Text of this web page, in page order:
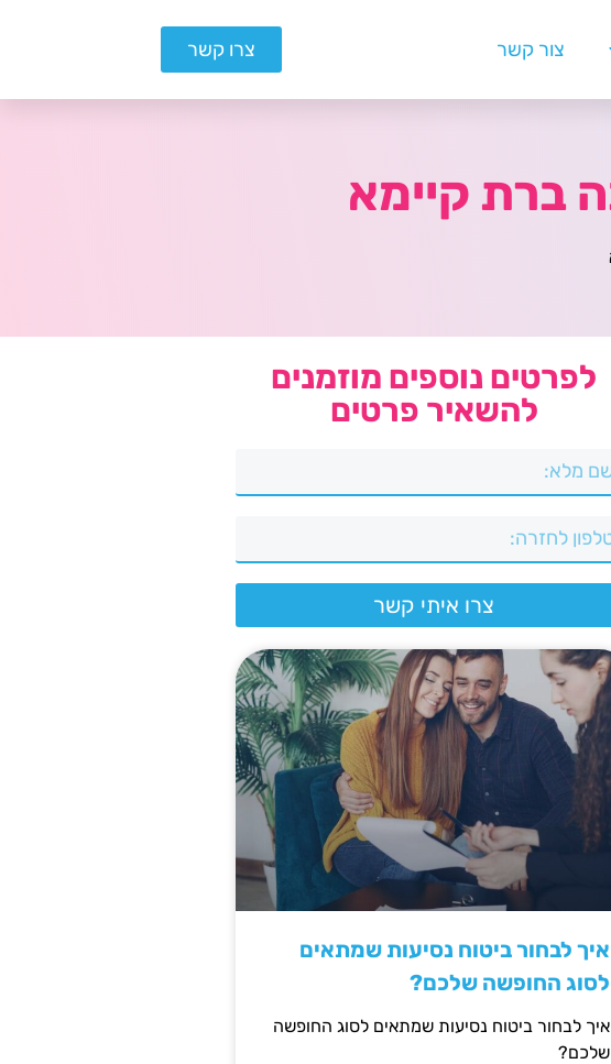
צור קשר צרו קשר
לפרטים נוספים מוזמנים
להשאיר פרטים
צרו איתי קשר
איך לבחור ביטוח נסיעות שמתאים
לסוג החופשה שלכם?
איך לבחור ביטוח נסיעות שמתאים לסוג החופשה
שלכם?